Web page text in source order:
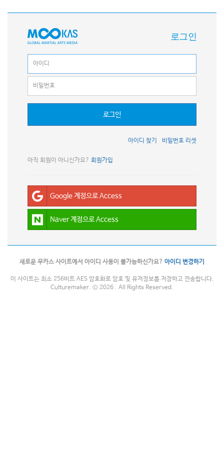
로그인
로그인
비밀번호 리셋
아이디 찾기
아직 회원이 아니신가요? 회원가입
Google 계정으로 Access
Naver 계정으로 Access
새로운 무카스 사이트에서 아이디 사용이 불가능하신가요? 아이디 변경하기
이 사이트는 최소 256비트 AES 암호화로 암호 및 유저정보를 저장하고 전송합니다.
Culturemaker. © 2026 . All Rights Reserved.